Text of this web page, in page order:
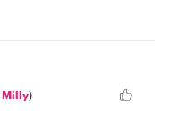
Milly)